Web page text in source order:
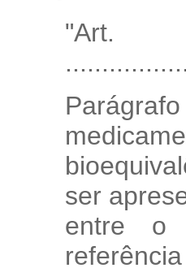
"Art.
ser
entre o